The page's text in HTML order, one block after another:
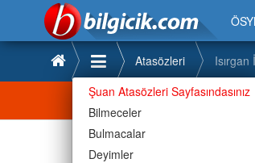
Şuan Atasözleri Sayfasındasınız
Bilmeceler
Bulmacalar
Deyimler
Atasözleri
Atasözleri A B C